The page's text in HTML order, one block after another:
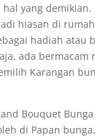
yang
hiasan di
hadiah atau
ada
Karangan
Bouquet Bunga
di Papan